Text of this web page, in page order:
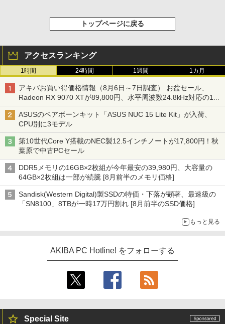
トップページに戻る
アクセスランキング
1時間 24時間 1週間 1カ月
アキバお買い得価格情報（8月6日～7日調査） お盆セール、
Radeon RX 9070 XTが89,800円、水平周波数24.8kHz対応の17
型モニターが9,801円、暑さ指数連動セール ほか
ASUSのベアボーンキット「ASUS NUC 15 Lite Kit」が入荷、
CPU別に3モデル
第10世代Core Y搭載のNEC製12.5インチノートが17,800円！秋
葉原で中古PCセール
DDR5メモリの16GB×2枚組が今年最安の39,980円、大容量の
64GB×2枚組は一部が続騰 [8月前半のメモリ価格]
Sandisk(Western Digital)製SSDの特価・下落が顕著、最速級の
「SN8100」8TBが一時17万円割れ [8月前半のSSD価格]
もっと見る
AKIBA PC Hotline! をフォローする
Special Site